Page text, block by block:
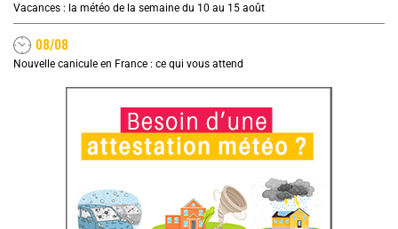
Vacances : la météo de la semaine du 10 au 15 août
08/08
Nouvelle canicule en France : ce qui vous attend